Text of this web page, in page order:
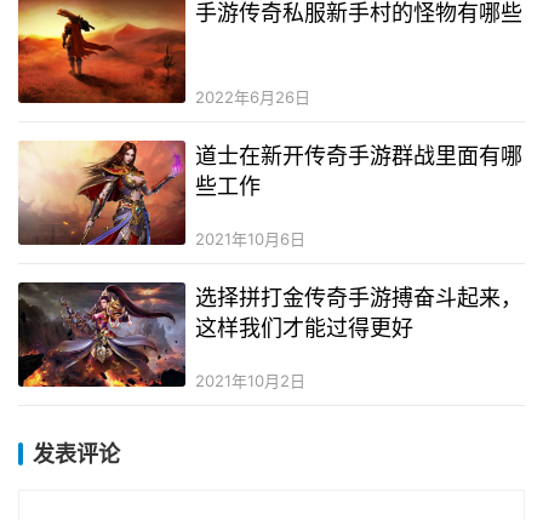
手游传奇私服新手村的怪物有哪些
2022年6月26日
道士在新开传奇手游群战里面有哪
些工作
2021年10月6日
选择拼打金传奇手游搏奋斗起来，
这样我们才能过得更好
2021年10月2日
发表评论